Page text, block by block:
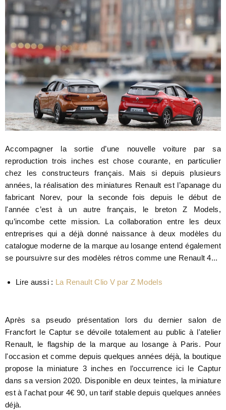
Accompagner la sortie d’une nouvelle voiture par sa
reproduction trois inches est chose courante, en particulier
chez les constructeurs français. Mais si depuis plusieurs
années, la réalisation des miniatures Renault est l’apanage du
fabricant Norev, pour la seconde fois depuis le début de
l'année c’est à un autre français, le breton Z Models,
qu’incombe cette mission. La collaboration entre les deux
entreprises qui a déjà donné naissance à deux modèles du
catalogue moderne de la marque au losange entend également
se poursuivre sur des modèles rétros comme une Renault 4...
Lire aussi : La Renault Clio V par Z Models
Après sa pseudo présentation lors du dernier salon de
Francfort le Captur se dévoile totalement au public à l'atelier
Renault, le flagship de la marque au losange à Paris. Pour
l'occasion et comme depuis quelques années déjà, la boutique
propose la miniature 3 inches en l’occurrence ici le Captur
dans sa version 2020. Disponible en deux teintes, la miniature
est à l'achat pour 4€ 90, un tarif stable depuis quelques années
déjà.